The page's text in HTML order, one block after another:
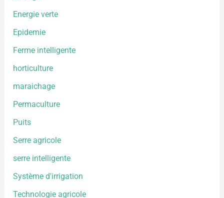
Energie verte
Epidemie
Ferme intelligente
horticulture
maraichage
Permaculture
Puits
Serre agricole
serre intelligente
Système d'irrigation
Technologie agricole